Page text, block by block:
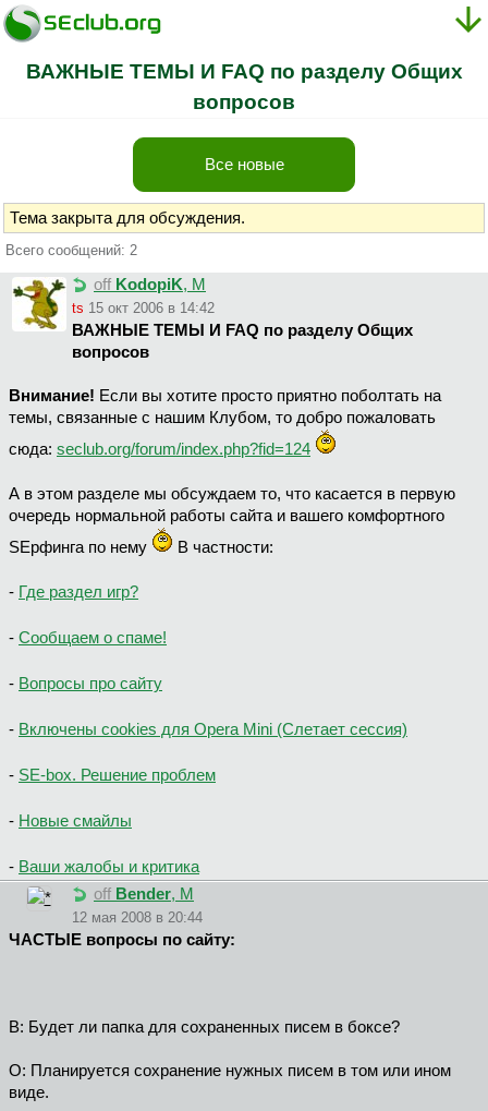
ВАЖНЫЕ ТЕМЫ И FAQ по разделу Общих
вопросов
Все новые
Тема закрыта для обсуждения.
Всего сообщений: 2
off KodopiK, М
ts 15 окт 2006 в 14:42
ВАЖНЫЕ ТЕМЫ И FAQ по разделу Общих
вопросов
Внимание! Если вы хотите просто приятно поболтать на
темы, связанные с нашим Клубом, то добро пожаловать
сюда: seclub.org/forum/index.php?fid=124
А в этом разделе мы обсуждаем то, что касается в первую
очередь нормальной работы сайта и вашего комфортного
SEрфинга по нему
В частности:
- Где раздел игр?
- Сообщаем о спаме!
- Вопросы про сайту
- Включены cookies для Opera Mini (Слетает сессия)
- SЕ-box. Решение проблем
- Новые смайлы
- Ваши жалобы и критика
off Bender, М
12 мая 2008 в 20:44
ЧАСТЫЕ вопросы по сайту:
В: Будет ли папка для сохраненных писем в боксе?
О: Планируется сохранение нужных писем в том или ином
виде.